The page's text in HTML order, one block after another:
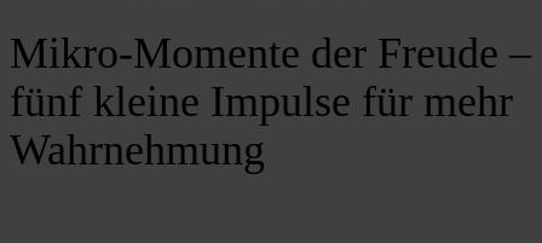
Mikro-Momente der Freude –
fünf kleine Impulse für mehr
Wahrnehmung